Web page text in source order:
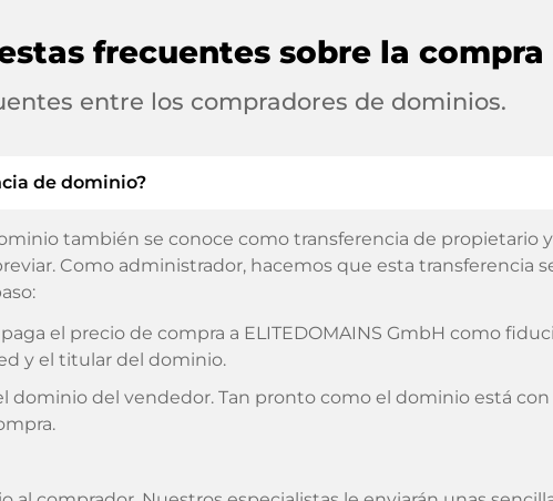
frecuentes sobre la
entre los compradores de dominios.
de dominio?
también se conoce como transferencia de propietario
Como administrador, hacemos que esta transferencia
el precio de compra a ELITEDOMAINS GmbH como
y el titular del dominio.
dominio del vendedor. Tan pronto como el dominio está